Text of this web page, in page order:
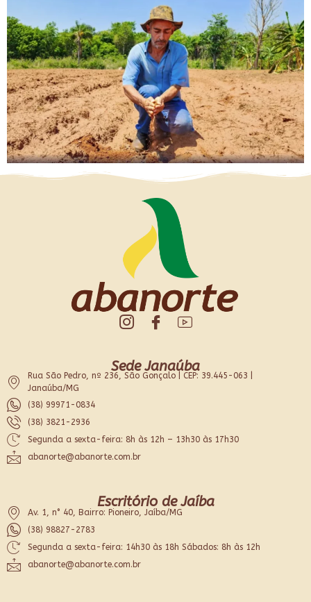
Sede Janaúba
Rua São Pedro, nº 236, São Gonçalo | CEP: 39.445-063 |
Janaúba/MG
(38) 99971-0834
(38) 3821-2936
Segunda a sexta-feira: 8h às 12h – 13h30 às 17h30
abanorte@abanorte.com.br
Escritório de Jaíba
Av. 1, n° 40, Bairro: Pioneiro, Jaíba/MG
(38) 98827-2783
Segunda a sexta-feira: 14h30 às 18h Sábados: 8h às 12h
abanorte@abanorte.com.br